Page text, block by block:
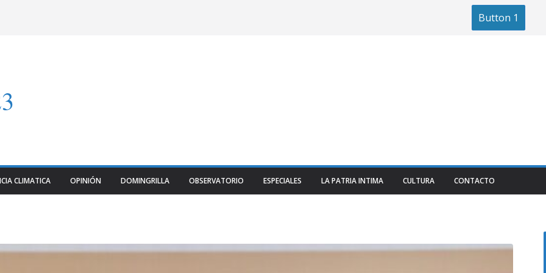
Button 1
CLIMATICA OPINIÓN DOMINGRILLA OBSERVATORIO ESPECIALES LA PATRIA INTIMA CULTURA CONTACTO